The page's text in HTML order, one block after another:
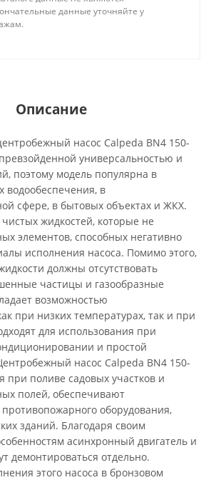
данные уточняйте у
Описание
насос Calpeda BN4 150-
универсальностью и
поэтому модель популярна в
водообеспечения, в
сфере, в бытовых объектах и ЖКХ.
жидкостей, которые не
элементов, способных негативно
исполнения насоса. Помимо этого,
должны отсутствовать
частицы и газообразные
возможностью
при низких температурах, так и при
для использования при
и простой
насос Calpeda BN4 150-
при поливе садовых участков и
полей, обеспечивают
оборудования,
зданий. Благодаря своим
асинхронный двигатель и
демонтироваться отдельно.
этого насоса в бронзовом